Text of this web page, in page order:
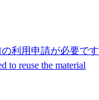
利用申請が必要です
to reuse the material